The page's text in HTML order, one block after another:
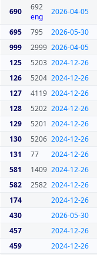
690
692
eng
2026-04-05
695 795
2026-05-30
999 2999 2026-04-05
125 5203 2024-12-26
126 5204 2024-12-26
127 4119 2024-12-26
128 5202 2024-12-26
129 5201 2024-12-26
130 5206 2024-12-26
131 77
2024-12-26
581 1409 2024-12-26
582 2582 2024-12-26
174
2024-12-26
430
2026-05-30
457
2024-12-26
459
2024-12-26